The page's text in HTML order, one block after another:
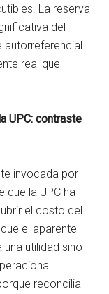
La reserva
del
real que
UPC: contraste
invocada por
que la UPC ha
el costo del
el aparente
utilidad sino
reconcilia